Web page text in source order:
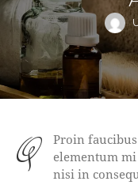
qProin faucibus nec mauris a sodales, sed
elementum
nisi in